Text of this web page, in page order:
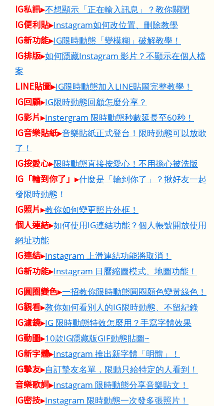
IG私訊▸不想顯示「正在輸入訊息」？教你關閉
IG便利貼▸Instagram如何改位置、刪除教學
IG新功能▸IG限時動態「變模糊」破解教學！
IG排版▸如何隱藏Instagram 影片？不顯示在個人檔
案
LINE貼圖▸IG限時動態加入LINE貼圖完整教學！
IG回顧▸IG限時動態回顧怎麼分享？
IG影片▸Instergram 限時動態秒數延長至60秒！
IG音樂貼紙▸音樂貼紙正式登台！限時動態可以放歌
了！
IG按愛心▸限時動態直接按愛心！不用擔心被洗版
IG「輪到你了」▸什麼是「輪到你了」？揪好友一起
發限時動態！
IG照片▸教你如何變更照片外框！
個人連結▸如何使用IG連結功能？個人帳號開放使用
網址功能
IG連結▸Instagram 上滑連結功能將取消！
IG新功能▸Instagram 日曆縮圖模式、地圖功能！
IG圓圈變色▸一招教你限時動態圓圈顏色變黃綠色！
IG觀看▸教你如何看別人的IG限時動態、不留紀錄
IG濾鏡▸IG 限時動態特效怎麼用？手寫字體效果
IG動圖▸10款IG隱藏版GIF動態貼圖~
IG新字體▸Instagram 推出新字體「明體」！
IG摯友▸自訂摯友名單，限動只給特定的人看到！
音樂歌詞▸Instagram 限時動態分享音樂貼文！
IG密技▸Instagram 限時動態一次發多張照片！